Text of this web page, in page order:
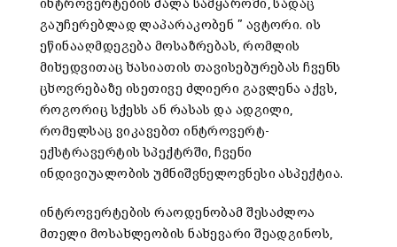
ინტროვერტების ძალა სამყაროში, სადაც
გაუჩერებლად ლაპარაკობენ ” ავტორი. ის
ეწინააღმდეგება მოსაზრებას, რომლის
მიხედვითაც ხასიათის თავისებურებას ჩვენს
ცხოვრებაზე ისეთივე ძლიერი გავლენა აქვს,
როგორიც სქესს ან რასას და ადგილი,
რომელსაც ვიკავებთ ინტროვერტ-
ექსტრავერტის სპექტრში, ჩვენი
ინდივიუალობის უმნიშვნელოვნესი ასპექტია.
ინტროვერტების რაოდენობამ შესაძლოა
მთელი მოსახლეობის ნახევარი შეადგინოს,